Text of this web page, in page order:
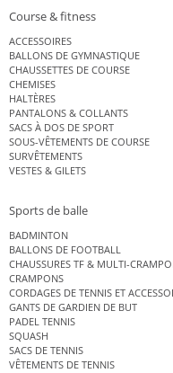
Course & fitness
ACCESSOIRES
BALLONS DE GYMNASTIQUE
CHAUSSETTES DE COURSE
CHEMISES
HALTÈRES
PANTALONS & COLLANTS
SACS À DOS DE SPORT
SOUS-VÊTEMENTS DE COURSE
SURVÊTEMENTS
VESTES & GILETS
Sports de balle
BADMINTON
BALLONS DE FOOTBALL
CHAUSSURES TF & MULTI-
CRAMPONS
CORDAGES DE TENNIS ET
GANTS DE GARDIEN DE BUT
PADEL TENNIS
SQUASH
SACS DE TENNIS
VÊTEMENTS DE TENNIS